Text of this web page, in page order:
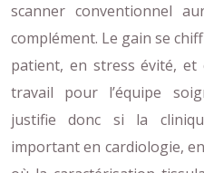
scanner conventionnel
complément. Le gain se
patient, en stress évité,
travail pour l’équipe
justifie donc si la
important en cardiologie,